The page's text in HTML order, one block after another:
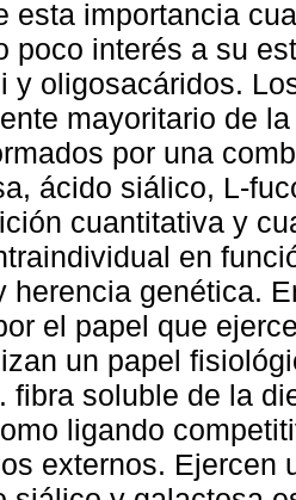
esta importancia
poco interés a su
y oligosacáridos.
mayoritario de
por una
ácido siálico, L-
cuantitativa y
en
herencia genética.
el papel que
un papel
fibra soluble de la
ligando
externos. Ejercen